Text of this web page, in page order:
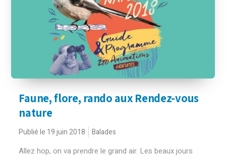
Faune, flore, rando aux Rendez-vous
nature
Publié le 19 juin 2018 Balades
Allez hop, on va prendre le grand air. Les beaux jours